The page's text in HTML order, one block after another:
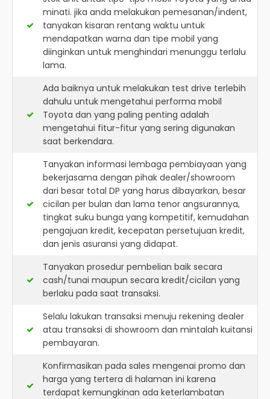
minati. jika anda melakukan pemesanan/indent,
tanyakan kisaran rentang waktu untuk
mendapatkan warna dan tipe mobil yang
diinginkan untuk menghindari menunggu terlalu
lama.
Ada baiknya untuk melakukan test drive terlebih
dahulu untuk mengetahui performa mobil
Toyota dan yang paling penting adalah
mengetahui fitur-fitur yang sering digunakan
saat berkendara.
Tanyakan informasi lembaga pembiayaan yang
bekerjasama dengan pihak dealer/showroom
dari besar total DP yang harus dibayarkan, besar
cicilan per bulan dan lama tenor angsurannya,
tingkat suku bunga yang kompetitif, kemudahan
pengajuan kredit, kecepatan persetujuan kredit,
dan jenis asuransi yang didapat.
Tanyakan prosedur pembelian baik secara
cash/tunai maupun secara kredit/cicilan yang
berlaku pada saat transaksi.
Selalu lakukan transaksi menuju rekening dealer
atau transaksi di showroom dan mintalah kuitansi
pembayaran.
Konfirmasikan pada sales mengenai promo dan
harga yang tertera di halaman ini karena
terdapat kemungkinan ada keterlambatan